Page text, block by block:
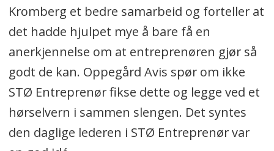
Kromberg et bedre samarbeid og forteller at
det hadde hjulpet mye å bare få en
anerkjennelse om at entreprenøren gjør så
godt de kan. Oppegård Avis spør om ikke
STØ Entreprenør fikse dette og legge ved et
hørselvern i sammen slengen. Det syntes
den daglige lederen i STØ Entreprenør var